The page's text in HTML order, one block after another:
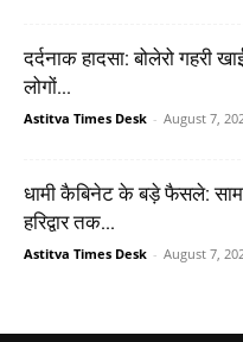
दर्दनाक हादसा: बोलेरो गहरी
लोगों...
Astitva Times Desk - August 7,
धामी कैबिनेट के बड़े फैसले:
हरिद्वार तक...
Astitva Times Desk - August 7,